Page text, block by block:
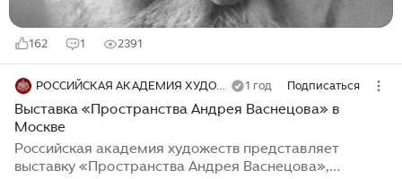
162 1 2391
РОССИЙСКАЯ АКАДЕМИЯ ХУДОЖЕСТВ 1 год Подписаться
Выставка «Пространства Андрея Васнецова» в
Москве
Российская академия художеств представляет
выставку «Пространства Андрея Васнецова»,